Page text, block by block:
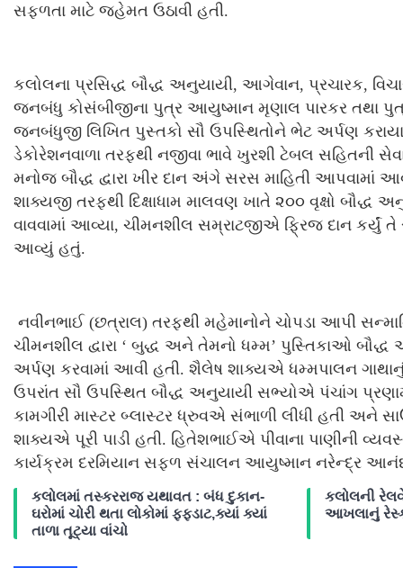
સફળતા માટે જહેમત ઉઠાવી હતી.
કલોલના પ્રસિદ્ધ બૌદ્ધ અનુયાયી, આગેવાન, પ્રચારક,
જનબંધુ કોસંબીજીના પુત્ર આયુષ્માન મૃણાલ પારકર તથા
જનબંધુજી લિખિત પુસ્તકો સૌ ઉપસ્થિતોને ભેટ અર્પણ
ડેકોરેશનવાળા તરફથી નજીવા ભાવે ખુરશી ટેબલ સહિતની
મનોજ બૌદ્ધ દ્વારા ખીર દાન અંગે સરસ માહિતી આપવામાં
શાક્યજી તરફથી દિક્ષાધામ માલવણ ખાતે ૨૦૦ વૃક્ષો
વાવવામાં આવ્યા, ચીમનશીલ સમ્રાટજીએ ફ્રિજ દાન કર્યું
આવ્યું હતું.
નવીનભાઈ (છત્રાલ) તરફથી મહેમાનોને ચોપડા આપી
ચીમનશીલ દ્વારા ‘ બુદ્ધ અને તેમનો ધમ્મ’ પુસ્તિકાઓ
અર્પણ કરવામાં આવી હતી. શૈલેષ શાક્યએ ધમ્મપાલન
ઉપરાંત સૌ ઉપસ્થિત બૌદ્ધ અનુયાયી સભ્યોએ પંચાંગ પ્રણામ
કામગીરી માસ્ટર બ્લાસ્ટર ધ્રુવએ સંભાળી લીધી હતી અને
શાક્યએ પૂરી પાડી હતી. હિતેશભાઈએ પીવાના પાણીની
કાર્યક્રમ દરમિયાન સફળ સંચાલન આયુષ્માન નરેન્દ્ર
કલોલમાં તસ્કરરાજ યથાવત : બંધ દુકાન-
ઘરોમાં ચોરી થતા લોકોમાં ફફડાટ,ક્યાં ક્યાં
તાળા તૂટ્યા વાંચો
કલોલની
આખલાનું